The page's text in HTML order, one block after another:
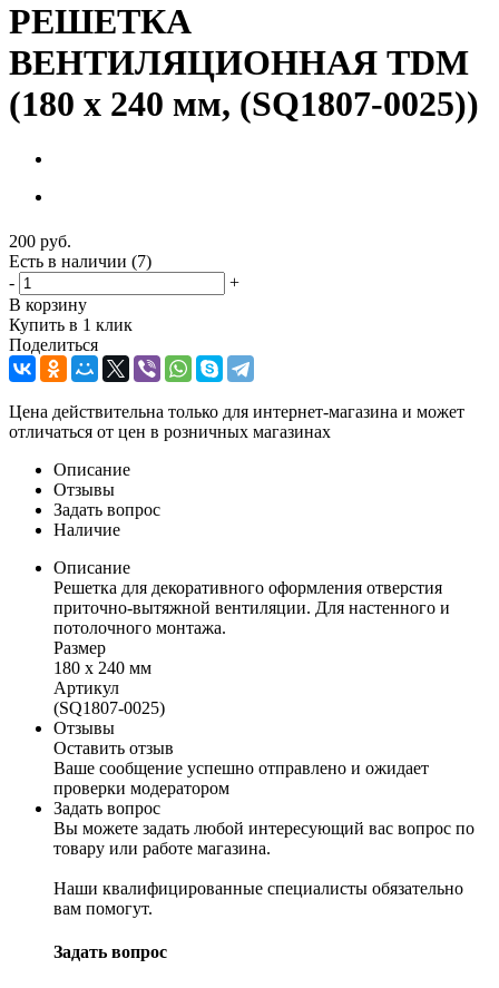
РЕШЕТКА
ВЕНТИЛЯЦИОННАЯ TDM
(180 х 240 мм, (SQ1807-0025))
200 руб.
Есть в наличии (7)
-
+
В корзину
Купить в 1 клик
Поделиться
Цена действительна только для интернет-магазина и может
отличаться от цен в розничных магазинах
Описание
Отзывы
Задать вопрос
Наличие
Описание
Решетка для декоративного оформления отверстия
приточно-вытяжной вентиляции. Для настенного и
потолочного монтажа.
Размер
180 х 240 мм
Артикул
(SQ1807-0025)
Отзывы
Оставить отзыв
Ваше сообщение успешно отправлено и ожидает
проверки модератором
Задать вопрос
Вы можете задать любой интересующий вас вопрос по
товару или работе магазина.
Наши квалифицированные специалисты обязательно
вам помогут.
Задать вопрос